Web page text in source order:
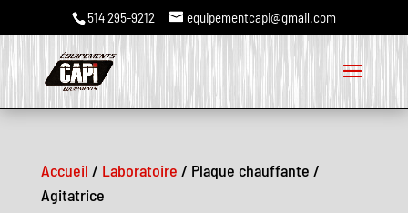
514 295-9212 equipementcapi@gmail.com
Accueil / Laboratoire / Plaque chauffante /
Agitatrice